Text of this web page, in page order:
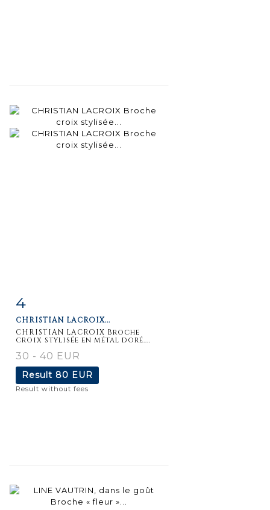
4
CHRISTIAN LACROIX...
CHRISTIAN LACROIX Broche
croix stylisée en métal doré....
30 - 40 EUR
Result 80 EUR
Result without fees